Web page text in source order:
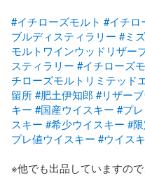
#イチローズモルト #イチロ
ブルディスティラリー #ミ
モルトワインウッドリザー
スティラリー #イチローズ
チローズモルトリミテッド
留所#肥土伊知郎 #リザー
キー #国産ウイスキー #プ
スキー #希少ウイスキー #
プレ値ウイスキー #ウイス
※他でも出品していますの